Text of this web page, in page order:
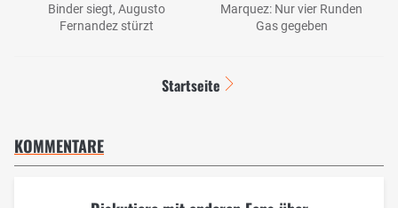
Binder siegt, Augusto
Fernandez stürzt
Marquez: Nur vier Runden
Gas gegeben
Startseite
KOMMENTARE